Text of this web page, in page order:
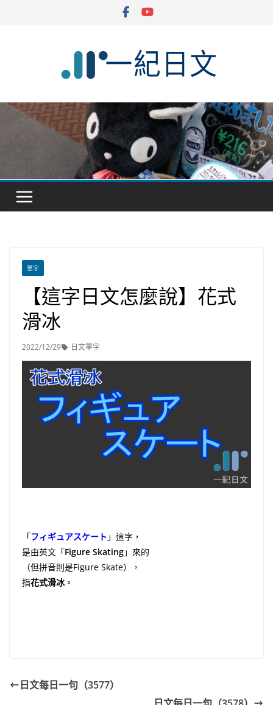
單字
【這字日文怎麼說】花式
滑冰
2022/12/29 日文單字
「フィギュアスケート 」這字，
是由英文「Figure Skating」來的
（但拼音則是Figure Skate），
指花式滑冰。
日文每日一句（3577）